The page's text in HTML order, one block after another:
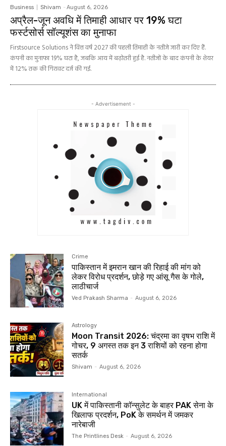
Business Shivam - August 6, 2026
अप्रैल-जून अवधि में तिमाही आधार पर 19% घटा
फर्स्टसोर्स सॉल्यूशंस का मुनाफा
Firstsource Solutions ने वित्त वर्ष 2027 की पहली तिमाही के नतीजे जारी कर दिए हैं.
कंपनी का मुनाफा 19% घटा है, जबकि आय में बढ़ोतरी हुई है. नतीजों के बाद कंपनी के शेयर
में 12% तक की गिरावट दर्ज की गई.
- Advertisement -
Crime
पाकिस्तान में इमरान खान की रिहाई की मांग को
लेकर विरोध प्रदर्शन, छोड़े गए आंसू गैस के गोले,
लाठीचार्ज
Ved Prakash Sharma - August 6, 2026
Astrology
Moon Transit 2026: चंद्रमा का वृषभ राशि में
गोचर, 9 अगस्त तक इन 3 राशियों को रहना होगा
सतर्क
Shivam - August 6, 2026
International
UK में पाकिस्तानी कॉन्सुलेट के बाहर PAK सेना के
खिलाफ प्रदर्शन, PoK के समर्थन में जमकर
नारेबाजी
The Printlines Desk - August 6, 2026